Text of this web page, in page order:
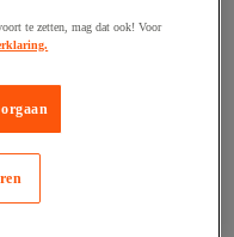
te zetten, mag dat ook! Voor